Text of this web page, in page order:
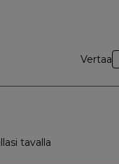
Vertaa
tavalla